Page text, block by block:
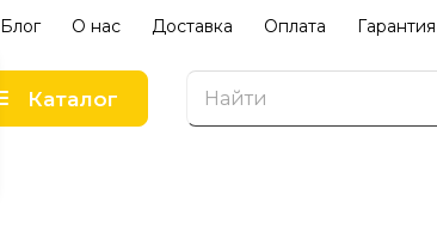
Блог О нас Доставка Оплата Гарантия
Каталог